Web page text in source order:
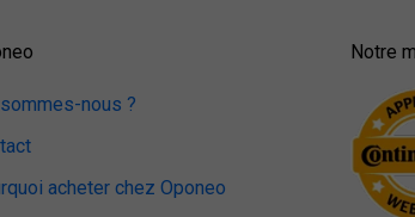
nous ?
acheter chez Oponeo
Notre